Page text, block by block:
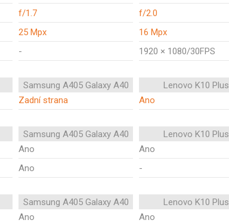
f/1.7
f/2.0
25 Mpx
16 Mpx
- 1920 × 1080/30FPS
Samsung A405 Galaxy A40
Lenovo K10 Plus
Zadní strana Ano
Samsung A405 Galaxy A40
Lenovo K10 Plus
Ano
Ano
Ano -
Samsung A405 Galaxy A40
Lenovo K10 Plus
Ano
Ano